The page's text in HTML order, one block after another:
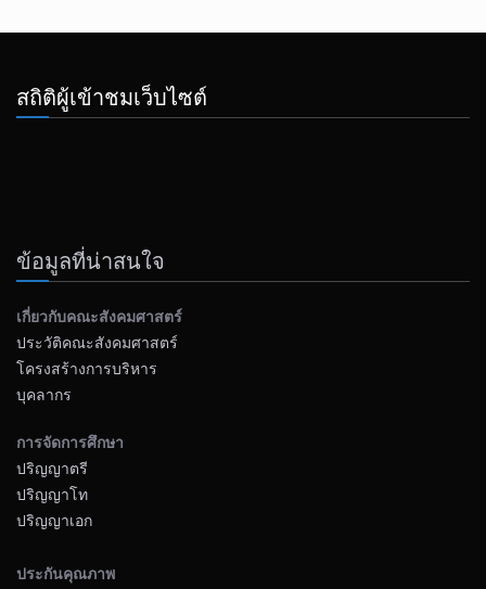
สถิติผู้เข้าชมเว็บไซต์
ข้อมูลที่น่าสนใจ
เกี่ยวกับคณะสังคมศาสตร์
ประวัติคณะสังคมศาสตร์
โครงสร้างการบริหาร
บุคลากร
การจัดการศึกษา
ปริญญาตรี
ปริญญาโท
ปริญญาเอก
ประกันคุณภาพ